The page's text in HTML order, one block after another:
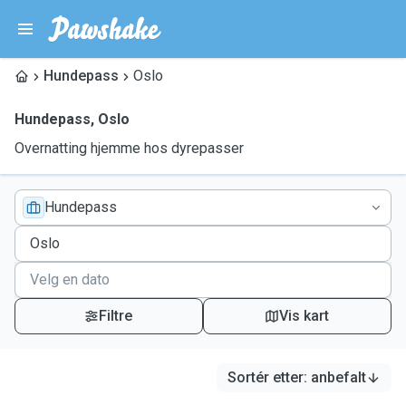
Hundepass Oslo
Hundepass, Oslo
Overnatting hjemme hos dyrepasser
Hundepass
Filtre Vis kart
Sortér etter: anbefalt